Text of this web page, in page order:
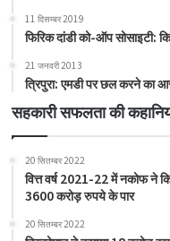
11 दिसम्बर 2019
फिरिक दांडी को-ऑप सोसाइटी:
21 जनवरी 2013
त्रिपुरा: एमडी पर छल करने का
सहकारी सफलता की
20 सितम्बर 2022
वित्त वर्ष 2021-22 में नकोफ ने
3600 करोड़ रुपये के पार
20 सितम्बर 2022